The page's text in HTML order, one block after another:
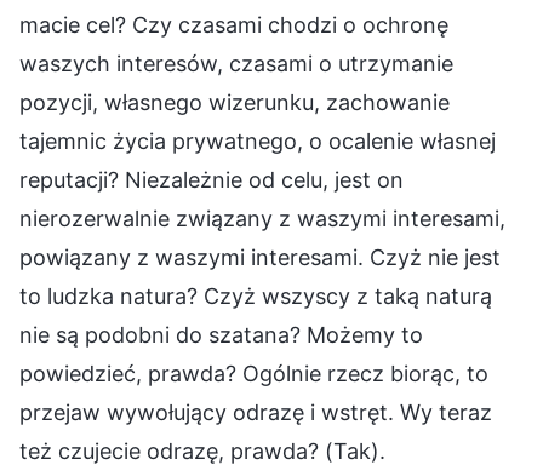
macie cel? Czy czasami chodzi o ochronę
waszych interesów, czasami o utrzymanie
pozycji, własnego wizerunku, zachowanie
tajemnic życia prywatnego, o ocalenie własnej
reputacji? Niezależnie od celu, jest on
nierozerwalnie związany z waszymi interesami,
powiązany z waszymi interesami. Czyż nie jest
to ludzka natura? Czyż wszyscy z taką naturą
nie są podobni do szatana? Możemy to
powiedzieć, prawda? Ogólnie rzecz biorąc, to
przejaw wywołujący odrazę i wstręt. Wy teraz
też czujecie odrazę, prawda? (Tak).